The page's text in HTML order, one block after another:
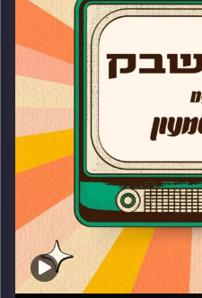
והתהליך שעבר איתו
הדרך חושף מה קרה בעונות